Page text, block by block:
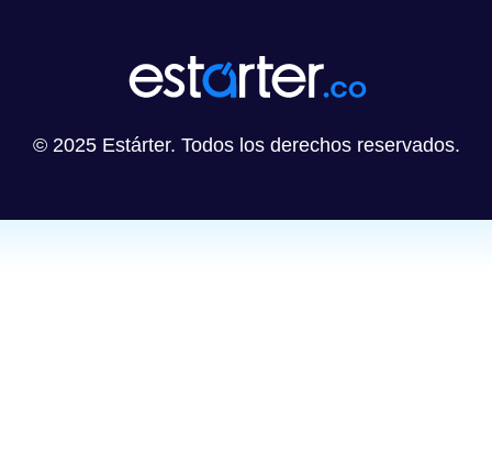
© 2025 Estárter. Todos los derechos reservados.